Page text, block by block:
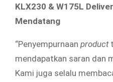
KLX230 & W175L
Mendatang
“Penyempurnaan product
mendapatkan saran dan
Kami juga selalu